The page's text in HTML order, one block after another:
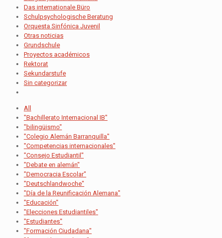
Das internationale Büro
Schulpsychologische Beratung
Orquesta Sinfónica Juvenil
Otras noticias
Grundschule
Proyectos académicos
Rektorat
Sekundarstufe
Sin categorizar
All
"Bachillerato Internacional IB"
"bilingüismo"
"Colegio Alemán Barranquilla"
"Competencias internacionales"
"Consejo Estudiantil"
"Debate en alemán"
"Democracia Escolar"
"Deutschlandwoche"
"Día de la Reunificación Alemana"
"Educación"
"Elecciones Estudiantiles"
"Estudiantes"
"Formación Ciudadana"